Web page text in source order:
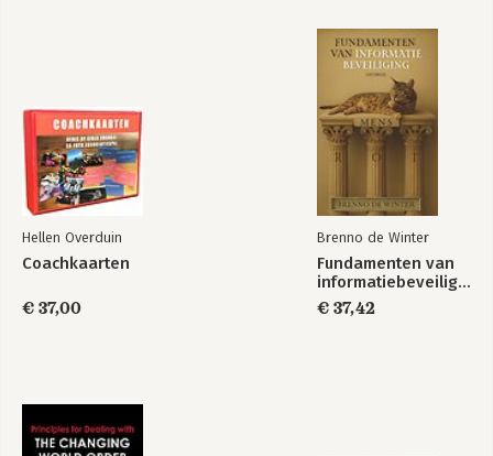
Omringd door
idioten - De luxe
fullcolour-editie
Omringd door
energievreters
Bekijk alle boeken
Hellen Overduin
Coachkaarten
€ 37,00
Brenno de Winter
Fundamenten van
informatiebeveiliging
€ 37,42